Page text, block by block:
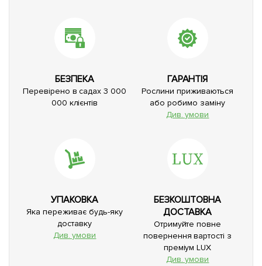
БЕЗПЕКА
Перевірено в садах 3 000
000 клієнтів
ГАРАНТІЯ
Рослини приживаються
або робимо заміну
Див. умови
УПАКОВКА
Яка переживає будь-яку
доставку
Див. умови
БЕЗКОШТОВНА
ДОСТАВКА
Отримуйте повне
повернення вартості з
преміум LUX
Див. умови